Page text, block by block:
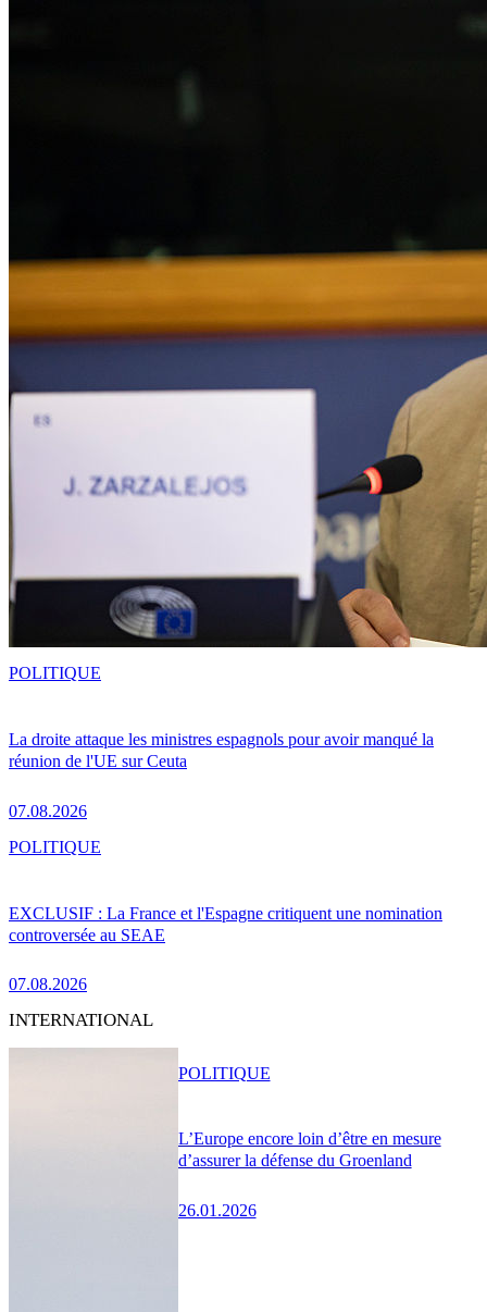
La droite attaque les ministres espagnols pour avoir manqué la
réunion de l'UE sur Ceuta
07.08.2026
POLITIQUE
EXCLUSIF : La France et l'Espagne critiquent une nomination
controversée au SEAE
07.08.2026
POLITIQUE
INTERNATIONAL
L’Europe encore loin d’être en mesure
d’assurer la défense du Groenland
26.01.2026
POLITIQUE